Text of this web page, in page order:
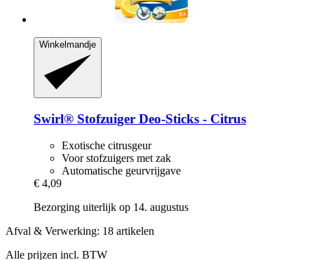
Winkelmandje
Swirl® Stofzuiger Deo-​Sticks -​ Citrus
Exotische citrusgeur
Voor stofzuigers met zak
Automatische geurvrijgave
€ 4,09
Bezorging uiterlijk op 14. augustus
Afval & Verwerking: 18 artikelen
Alle prijzen incl. BTW